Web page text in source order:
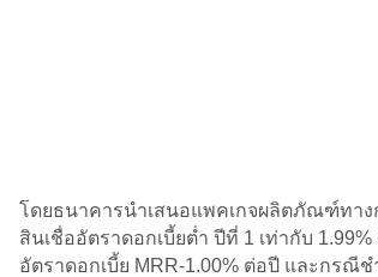
โดยธนาคารนำเสนอแพคเกจผลิตภัณฑ์ทาง
สินเชื่ออัตราดอกเบี้ยต่ำ ปีที่ 1 เท่ากับ
อัตราดอกเบี้ย MRR-1.00% ต่อปี และกรณี